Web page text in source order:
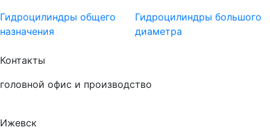
Гидроцилиндры общего
назначения
Гидроцилиндры большого
диаметра
Контакты
головной офис и производство
Ижевск